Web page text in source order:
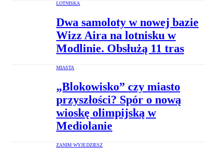
LOTNISKA
Dwa samoloty w nowej bazie
Wizz Aira na lotnisku w
Modlinie. Obsłużą 11 tras
MIASTA
„Blokowisko” czy miasto
przyszłości? Spór o nową
wioskę olimpijską w
Mediolanie
ZANIM WYJEDZIESZ